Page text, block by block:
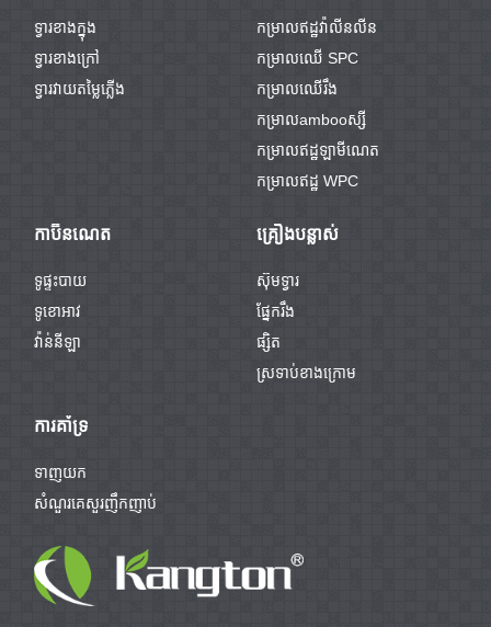
ទ្វារខាងក្នុង
ទ្វារខាងក្រៅ
ទ្វារវាយតម្លៃភ្លើង
កម្រាលឥដ្ឋវ៉ាលីនលីន
កម្រាលឈើ SPC
កម្រាលឈើរឹង
កម្រាលambooស្សី
កម្រាលឥដ្ឋឡាមីណេត
កម្រាលឥដ្ឋ WPC
កាប៊ីនណេត
ទូផ្ទះបាយ
ទូខោអាវ
វ៉ាន់នីឡា
គ្រឿងបន្លាស់
ស៊ុមទ្វារ
ផ្នែករឹង
ផ្សិត
ស្រទាប់ខាងក្រោម
ការគាំទ្រ
ទាញយក
សំណួរគេសួរញឹកញាប់